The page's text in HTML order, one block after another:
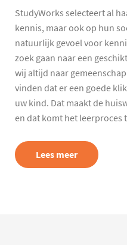
StudyWorks selecteert al
kennis, maar ook op hun
natuurlijk gevoel voor
zoek gaan naar een
wij altijd naar
vinden dat er een goede
uw kind. Dat maakt de
en dat komt het leerproces
Lees meer